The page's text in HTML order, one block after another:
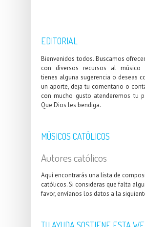
EDITORIAL
Bienvenidos todos. Buscamos
con diversos recursos al músico
tienes alguna sugerencia o deseas
un aporte, deja tu comentario o
con mucho gusto atenderemos tu
Que Dios les bendiga.
MÚSICOS CATÓLICOS
Autores católicos
Aquí encontrarás una lista de
católicos. Si consideras que falta
favor, envíanos los datos a la